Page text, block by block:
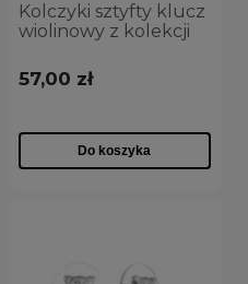
Kolczyki sztyfty klucz
wiolinowy z kolekcji
57,00 zł
Do koszyka